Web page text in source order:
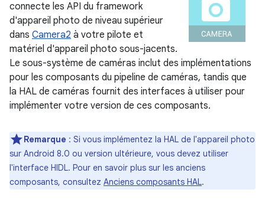
connecte les API du framework
d'appareil photo de niveau supérieur
dans Camera2 à votre pilote et
matériel d'appareil photo sous-jacents.
Le sous-système de caméras inclut des implémentations
pour les composants du pipeline de caméras, tandis que
la HAL de caméras fournit des interfaces à utiliser pour
implémenter votre version de ces composants.
Remarque : Si vous implémentez la HAL de l'appareil photo
sur Android 8.0 ou version ultérieure, vous devez utiliser
l'interface HIDL. Pour en savoir plus sur les anciens
composants, consultez Anciens composants HAL.